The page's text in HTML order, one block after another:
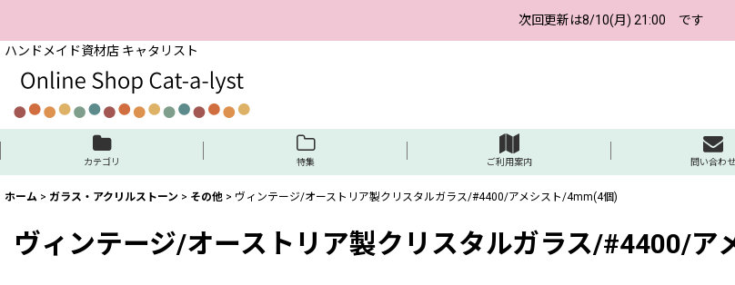
次回更新は8/10(月) 21:00 です
ハンドメイド資材店 キャタリスト
カテゴリ 特集 ご利用案内 問い合わせ
ホーム > ガラス・アクリルストーン > その他 > ヴィンテージ/オーストリア製クリスタルガラス/#4400/アメシスト/4mm(4個)
ヴィンテージ/オーストリア製クリスタルガラス/#4400/ア